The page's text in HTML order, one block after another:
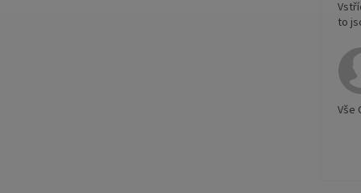
to
Vše